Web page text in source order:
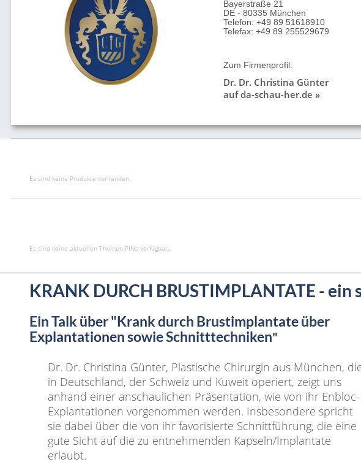
Bayerstraße 21
DE - 80335 München
Telefon: +49 89 51618910
Telefax: +49 89 255529679
Zum Firmenprofil:
Dr. Dr. Christina Günter
auf da-schau-her.de »
Es sind keine Produkte vorhanden.
Es sind keine aktuellen Themen-PINs verfügbar..
KRANK DURCH BRUSTIMPLANTATE -
Ein Talk über "Krank durch Brustimplantate über
Explantationen sowie Schnitttechniken"
Dr. Dr. Christina Günter, Plastische Chirurgin aus München,
in Deutschland, der Schweiz und Kuweit operiert, zeigt uns
anhand einer anschaulichen Präsentation, wie von ihr Enbloc-
Explantationen vorgenommen werden. Insbesondere spricht
sie dabei über die von ihr favorisierte Schnittführung, die eine
gute Sicht auf die zu entnehmenden Kapseln/Implantate
erlaubt.